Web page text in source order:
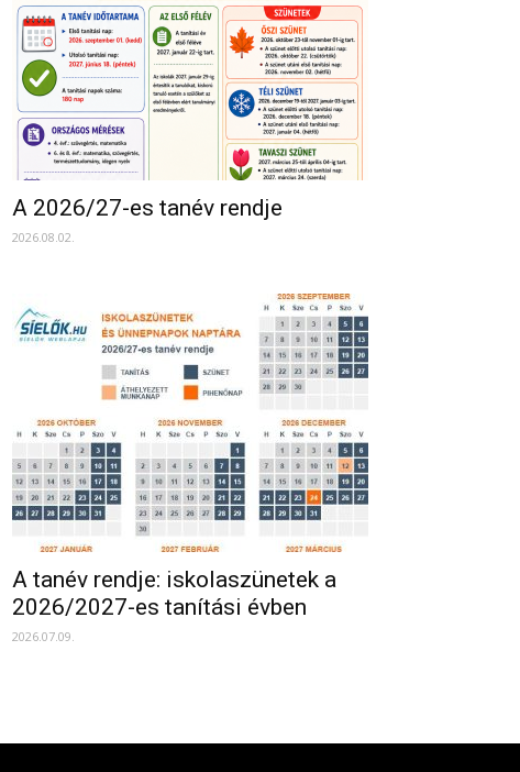
A 2026/27-es tanév rendje
2026.08.02.
A tanév rendje: iskolaszünetek a
2026/2027-es tanítási évben
2026.07.09.